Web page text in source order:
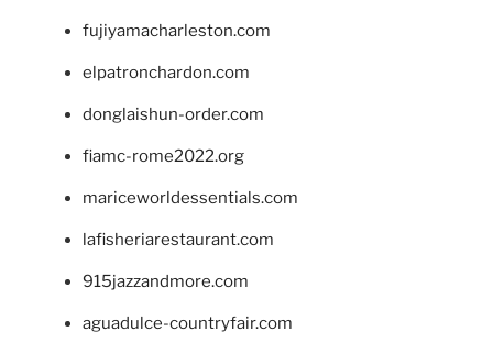
fujiyamacharleston.com
elpatronchardon.com
donglaishun-order.com
fiamc-rome2022.org
mariceworldessentials.com
lafisheriarestaurant.com
915jazzandmore.com
aguadulce-countryfair.com